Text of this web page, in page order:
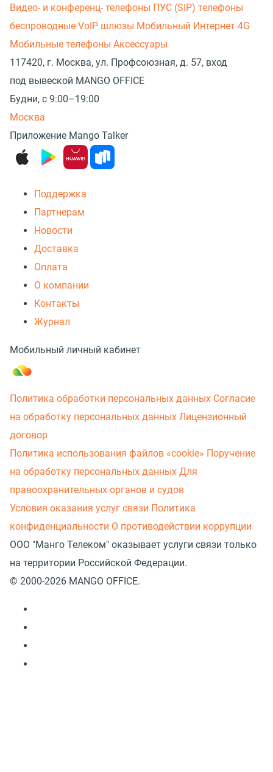
Видео- и конференц- телефоны ПУС (SIP) телефоны
беспроводные VoIP шлюзы Мобильный Интернет 4G
Мобильные телефоны Аксессуары
117420, г. Москва, ул. Профсоюзная, д. 57, вход
под вывеской MANGO OFFICE
Будни, с 9:00–19:00
Москва
Приложение Mango Talker
Поддержка
Партнерам
Новости
Доставка
Оплата
О компании
Контакты
Журнал
Мобильный личный кабинет
Политика обработки персональных данных Согласие
на обработку персональных данных Лицензионный
договор
Политика использования файлов «cookie» Поручение
на обработку персональных данных Для
правоохранительных органов и судов
Условия оказания услуг связи Политика
конфиденциальности О противодействии коррупции
ООО "Манго Телеком" оказывает услуги связи только
на территории Российской Федерации.
© 2000-2026 MANGO OFFICE.